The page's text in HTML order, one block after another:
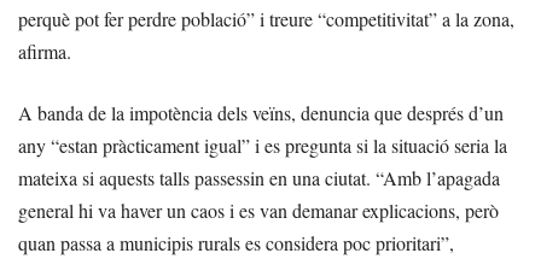
perquè pot fer perdre població” i treure “competitivitat” a la zona,
afirma.
A banda de la impotència dels veïns, denuncia que després d’un
any “estan pràcticament igual” i es pregunta si la situació seria la
mateixa si aquests talls passessin en una ciutat. “Amb l’apagada
general hi va haver un caos i es van demanar explicacions, però
quan passa a municipis rurals es considera poc prioritari”,